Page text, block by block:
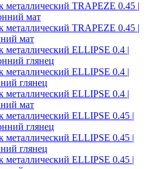
металлический TRAPEZE 0.45 |
мат
металлический TRAPEZE 0.45 |
мат
металлический ELLIPSE 0.4 |
глянец
металлический ELLIPSE 0.4 |
глянец
металлический ELLIPSE 0.4 |
мат
металлический ELLIPSE 0.45 |
глянец
металлический ELLIPSE 0.45 |
глянец
металлический ELLIPSE 0.45 |